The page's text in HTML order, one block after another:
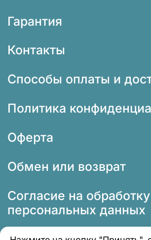
Гарантия
Контакты
Способы оплаты и
Политика
Оферта
Обмен или возврат
Согласие на обработку
персональных данных